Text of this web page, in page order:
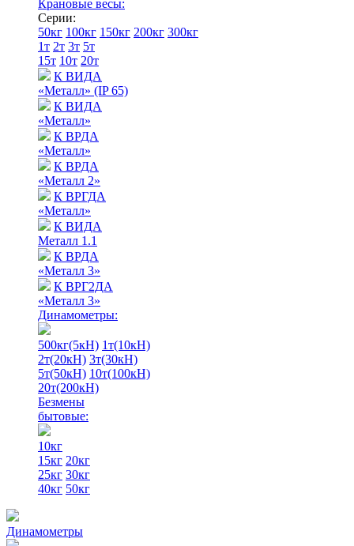
Крановые весы:
Серии:
50кг 100кг 150кг 200кг 300кг
1т 2т 3т 5т
15т 10т 20т
К ВИДА
«Металл» (IP 65)
К ВИДА
«Металл»
К ВРДА
«Металл»
К ВРДА
«Металл 2»
К ВРГДА
«Металл»
К ВИДА
Металл 1.1
К ВРДА
«Металл 3»
К ВРГ2ДА
«Металл 3»
Динамометры:
500кг(5кН) 1т(10кН)
2т(20кН) 3т(30кН)
5т(50кН) 10т(100кН)
20т(200кН)
Безмены
бытовые:
10кг
15кг 20кг
25кг 30кг
40кг 50кг
Динамометры